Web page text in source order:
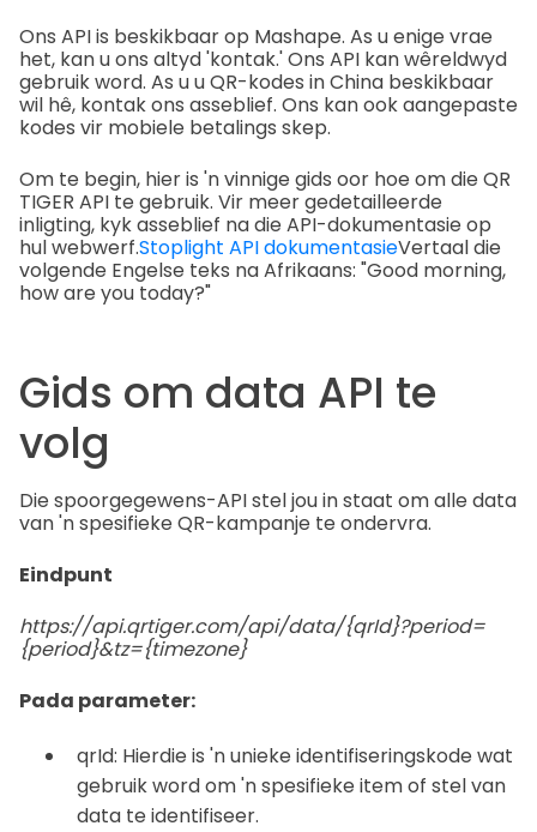
Ons API is beskikbaar op Mashape. As u enige vrae
het, kan u ons altyd 'kontak.' Ons API kan wêreldwyd
gebruik word. As u u QR-kodes in China beskikbaar
wil hê, kontak ons asseblief. Ons kan ook aangepaste
kodes vir mobiele betalings skep.
Om te begin, hier is 'n vinnige gids oor hoe om die QR
TIGER API te gebruik. Vir meer gedetailleerde
inligting, kyk asseblief na die API-dokumentasie op
hul webwerf.Stoplight API dokumentasieVertaal die
volgende Engelse teks na Afrikaans: "Good morning,
how are you today?"
Gids om data API te
volg
Die spoorgegewens-API stel jou in staat om alle data
van 'n spesifieke QR-kampanje te ondervra.
Eindpunt
https://api.qrtiger.com/api/data/{qrId}?period=
{period}&tz={timezone}
Pada parameter:
qrId: Hierdie is 'n unieke identifiseringskode wat
gebruik word om 'n spesifieke item of stel van
data te identifiseer.